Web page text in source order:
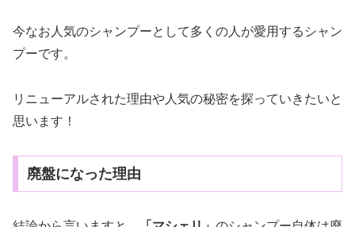
今なお人気のシャンプーとして多くの人が愛用するシャン
プーです。
リニューアルされた理由や人気の秘密を探っていきたいと
思います！
廃盤になった理由